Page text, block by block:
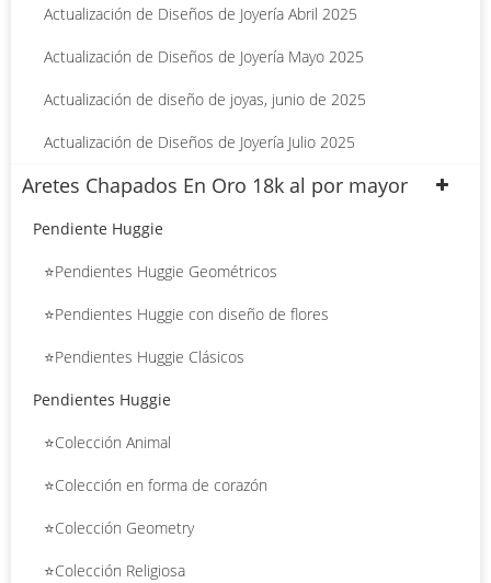
Actualización de Diseños de Joyería Abril 2025
Actualización de Diseños de Joyería Mayo 2025
Actualización de diseño de joyas, junio de 2025
Actualización de Diseños de Joyería Julio 2025
Aretes Chapados En Oro 18k al por mayor
Pendiente Huggie
⭐Pendientes Huggie Geométricos
⭐Pendientes Huggie con diseño de flores
⭐Pendientes Huggie Clásicos
Pendientes Huggie
⭐Colección Animal
⭐Colección en forma de corazón
⭐Colección Geometry
⭐Colección Religiosa